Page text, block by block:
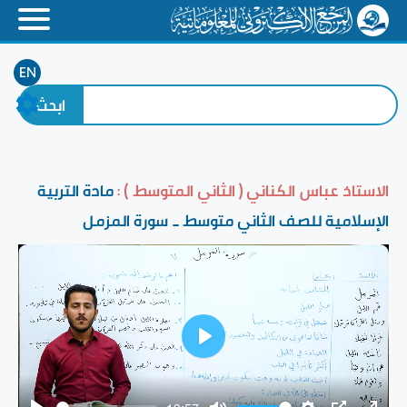
EN
الاستاذ عباس الكناني ( الثاني المتوسط ) :مادة التربية
الإسلامية للصف الثاني متوسط _ سورة المزمل
Play